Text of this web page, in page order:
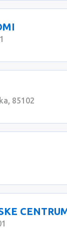
85102